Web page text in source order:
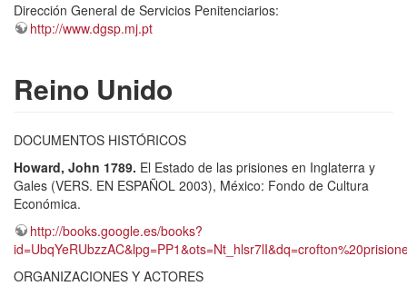
Dirección General de Servicios Penitenciarios:
http://www.dgsp.mj.pt
Reino Unido
DOCUMENTOS HISTÓRICOS
Howard, John 1789. El Estado de las prisiones en Inglaterra y
Gales (VERS. EN ESPAÑOL 2003), México: Fondo de Cultura
Económica.
http://books.google.es/books?
ORGANIZACIONES Y ACTORES